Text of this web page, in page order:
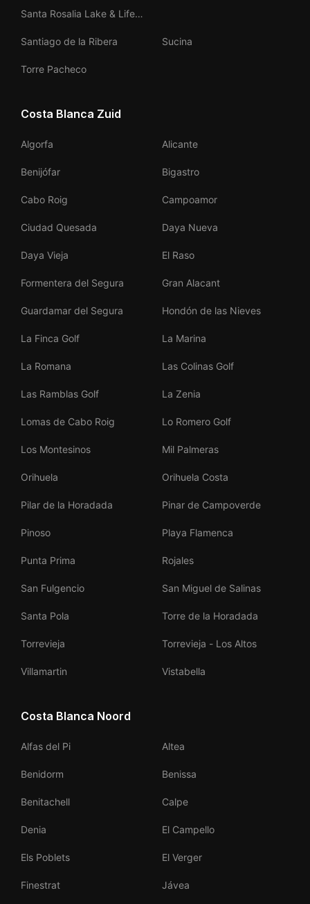
Santa Rosalia Lake & Life
Santiago de la Ribera
Sucina
Torre Pacheco
Costa Blanca Zuid
Algorfa Alicante
Benijófar Bigastro
Cabo Roig Campoamor
Ciudad Quesada Daya Nueva
Daya Vieja El Raso
Formentera del Segura Gran Alacant
Guardamar del Segura Hondón de las Nieves
La Finca Golf La Marina
La Romana Las Colinas Golf
Las Ramblas Golf La Zenia
Lomas de Cabo Roig Lo Romero Golf
Los Montesinos Mil Palmeras
Orihuela Orihuela Costa
Pilar de la Horadada Pinar de Campoverde
Pinoso Playa Flamenca
Punta Prima Rojales
San Fulgencio San Miguel de Salinas
Santa Pola Torre de la Horadada
Torrevieja Torrevieja - Los Altos
Villamartin Vistabella
Costa Blanca Noord
Alfas del Pi Altea
Benidorm Benissa
Benitachell Calpe
Denia El Campello
Els Poblets El Verger
Finestrat Jávea